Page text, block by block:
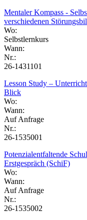
Mentaler Kompass -
verschiedenen
Wo:
Selbstlernkurs
Wann:
Nr.:
26-1431101
Lesson Study –
Blick
Wo:
Wann:
Auf Anfrage
Nr.:
26-1535001
Potenzialentfaltende
Erstgespräch (SchiF)
Wo:
Wann:
Auf Anfrage
Nr.:
26-1535002